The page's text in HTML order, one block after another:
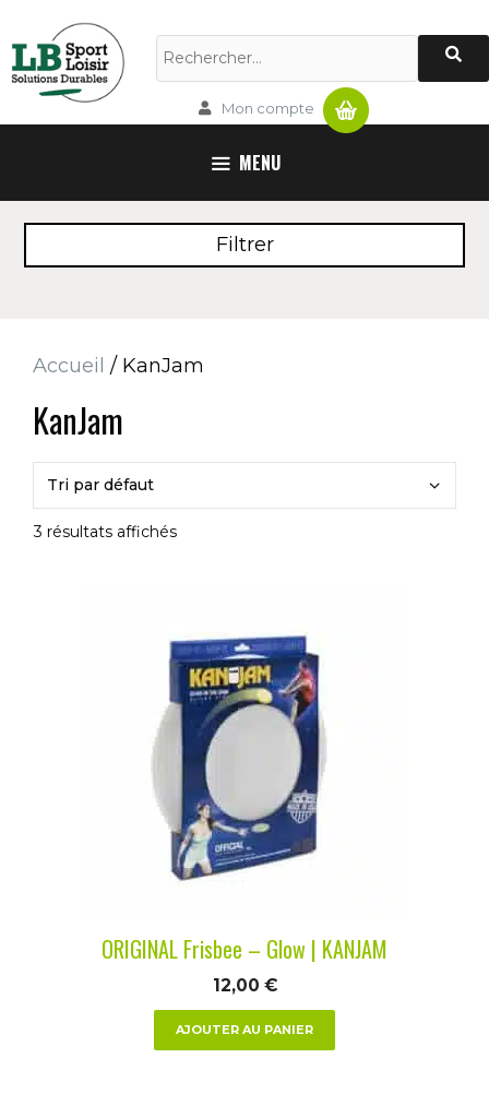
au
contenu
Rechercher :
Mon compte Panier
MENU
Accueil / KanJam
KanJam
3 résultats affichés
ORIGINAL Frisbee – Glow | KANJAM
12,00 €
AJOUTER AU PANIER
Filtrer